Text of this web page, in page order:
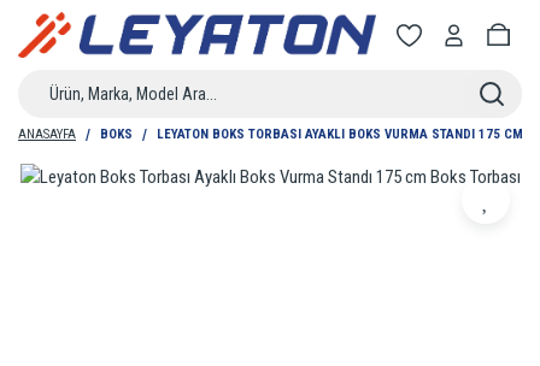
ANASAYFA BOKS LEYATON BOKS TORBASI AYAKLI BOKS VURMA STANDI 175 CM